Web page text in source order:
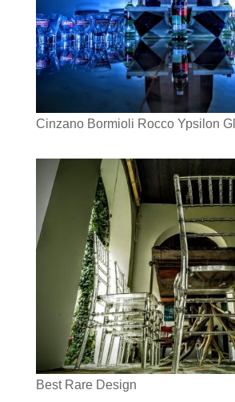
Cinzano Bormioli Rocco Ypsilon
Best Rare Design